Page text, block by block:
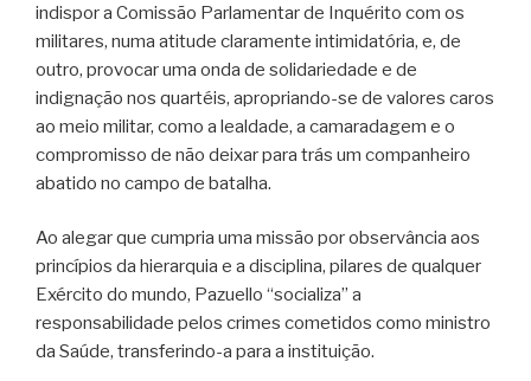
indispor a Comissão Parlamentar de Inquérito com os
militares, numa atitude claramente intimidatória, e, de
outro, provocar uma onda de solidariedade e de
indignação nos quartéis, apropriando-se de valores caros
ao meio militar, como a lealdade, a camaradagem e o
compromisso de não deixar para trás um companheiro
abatido no campo de batalha.
Ao alegar que cumpria uma missão por observância aos
princípios da hierarquia e a disciplina, pilares de qualquer
Exército do mundo, Pazuello “socializa” a
responsabilidade pelos crimes cometidos como ministro
da Saúde, transferindo-a para a instituição.